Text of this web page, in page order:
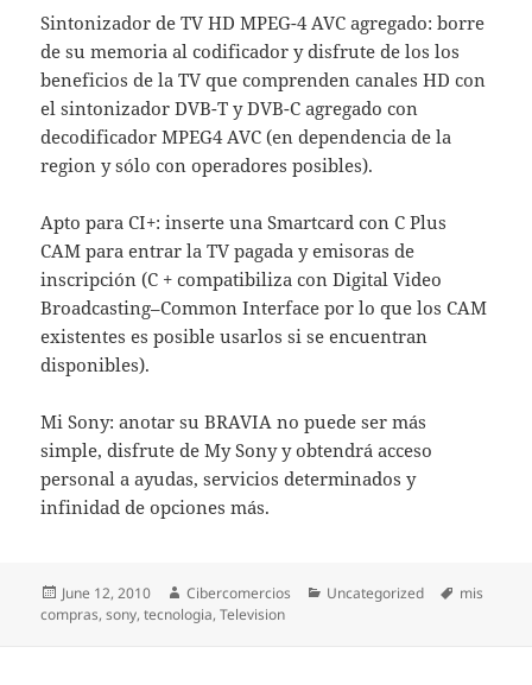
Sintonizador de TV HD MPEG-4 AVC agregado: borre
de su memoria al codificador y disfrute de los los
beneficios de la TV que comprenden canales HD con
el sintonizador DVB-T y DVB-C agregado con
decodificador MPEG4 AVC (en dependencia de la
region y sólo con operadores posibles).
Apto para CI+: inserte una Smartcard con C Plus
CAM para entrar la TV pagada y emisoras de
inscripción (C + compatibiliza con Digital Video
Broadcasting–Common Interface por lo que los CAM
existentes es posible usarlos si se encuentran
disponibles).
Mi Sony: anotar su BRAVIA no puede ser más
simple, disfrute de My Sony y obtendrá acceso
personal a ayudas, servicios determinados y
infinidad de opciones más.
Posted
on
June 12, 2010 Author
Cibercomercios Categories
Uncategorized Tags
mis
compras,sony,tecnologia,Television